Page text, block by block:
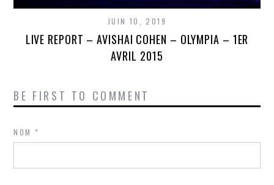
JUIN 10, 2019
LIVE REPORT – AVISHAI COHEN – OLYMPIA – 1ER
AVRIL 2015
BE FIRST TO COMMENT
NOM*